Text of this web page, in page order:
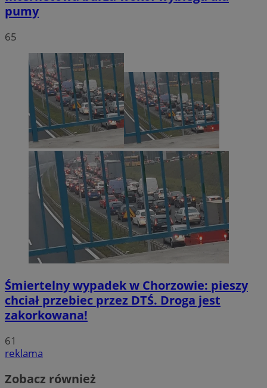
pumy
65
Śmiertelny wypadek w Chorzowie: pieszy
chciał przebiec przez DTŚ. Droga jest
zakorkowana!
61
reklama
Zobacz również